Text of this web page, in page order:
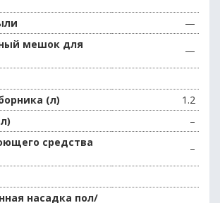
—
мешок для
—
(л)
1.2
–
средства
–
насадка пол/